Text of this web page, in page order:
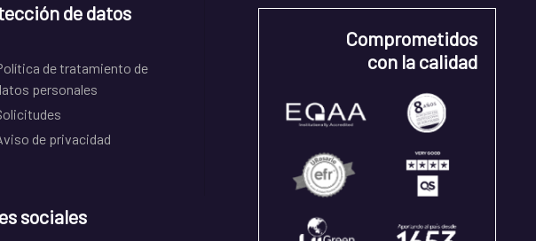
de datos
de tratamiento de
personales
de privacidad
sociales
Comprometidos
con la calidad